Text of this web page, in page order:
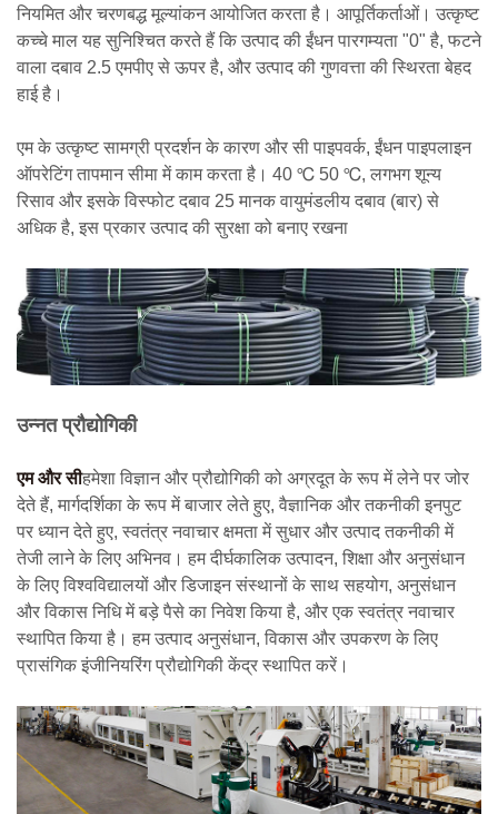
नियमित और चरणबद्ध मूल्यांकन आयोजित करता है। आपूर्तिकर्ताओं। उत्कृष्ट
कच्चे माल यह सुनिश्चित करते हैं कि उत्पाद की ईंधन पारगम्यता "0" है, फटने
वाला दबाव 2.5 एमपीए से ऊपर है, और उत्पाद की गुणवत्ता की स्थिरता बेहद
हाई है।
एम के उत्कृष्ट सामग्री प्रदर्शन के कारण और सी पाइपवर्क, ईंधन पाइपलाइन
ऑपरेटिंग तापमान सीमा में काम करता है। 40 ℃ 50 ℃, लगभग शून्य
रिसाव और इसके विस्फोट दबाव 25 मानक वायुमंडलीय दबाव (बार) से
अधिक है, इस प्रकार उत्पाद की सुरक्षा को बनाए रखना
उन्नत प्रौद्योगिकी
एम और सीहमेशा विज्ञान और प्रौद्योगिकी को अग्रदूत के रूप में लेने पर जोर
देते हैं, मार्गदर्शिका के रूप में बाजार लेते हुए, वैज्ञानिक और तकनीकी इनपुट
पर ध्यान देते हुए, स्वतंत्र नवाचार क्षमता में सुधार और उत्पाद तकनीकी में
तेजी लाने के लिए अभिनव। हम दीर्घकालिक उत्पादन, शिक्षा और अनुसंधान
के लिए विश्वविद्यालयों और डिजाइन संस्थानों के साथ सहयोग, अनुसंधान
और विकास निधि में बड़े पैसे का निवेश किया है, और एक स्वतंत्र नवाचार
स्थापित किया है। हम उत्पाद अनुसंधान, विकास और उपकरण के लिए
प्रासंगिक इंजीनियरिंग प्रौद्योगिकी केंद्र स्थापित करें।